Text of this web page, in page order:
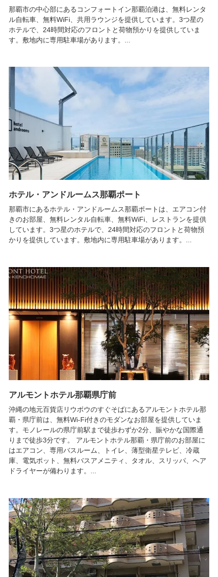
那覇市の中心部にあるコンフォートイン那覇泊港は、無料レンタ
ル自転車、無料WiFi、共用ラウンジを提供しています。3つ星の
ホテルで、24時間対応のフロントと荷物預かりを提供していま
す。敷地内に専用駐車場があります。...
ホテル・アンドルームス那覇ポート
那覇市にあるホテル・アンドルームス那覇ポートは、エアコン付
きのお部屋、無料レンタル自転車、無料WiFi、レストランを提供
しています。3つ星のホテルで、24時間対応のフロントと荷物預
かりを提供しています。敷地内に専用駐車場があります。...
アルモントホテル那覇県庁前
沖縄の地元百貨店リウボウのすぐそばにあるアルモントホテル那
覇・県庁前は、無料Wi-Fi付きのモダンなお部屋を提供していま
す。モノレールの県庁前駅まで徒歩わずか2分、賑やかな国際通
りまで徒歩3分です。 アルモントホテル那覇・県庁前のお部屋に
はエアコン、専用バスルーム、トイレ、薄型衛星テレビ、冷蔵
庫、電気ポット、無料バスアメニティ、タオル、スリッパ、ヘア
ドライヤーが備わります。...